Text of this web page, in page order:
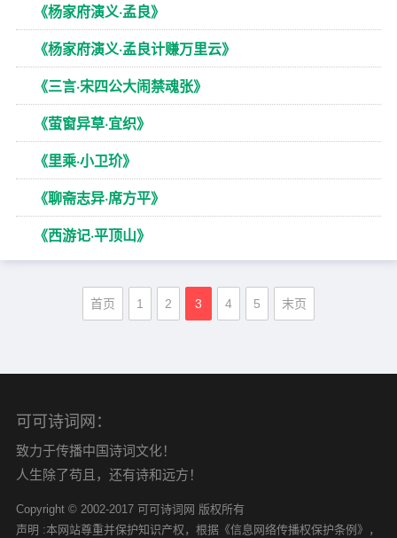
《杨家府演义·孟良》
《杨家府演义·孟良计赚万里云》
《三言·宋四公大闹禁魂张》
《萤窗异草·宜织》
《里乘·小卫玠》
《聊斋志异·席方平》
《西游记·平顶山》
首页 1 2 3 4 5 末页
可可诗词网：
致力于传播中国诗词文化！
人生除了苟且，还有诗和远方！
Copyright © 2002-2017 可可诗词网 版权所有
声明 :本网站尊重并保护知识产权，根据《信息网络传播权保护条例》，